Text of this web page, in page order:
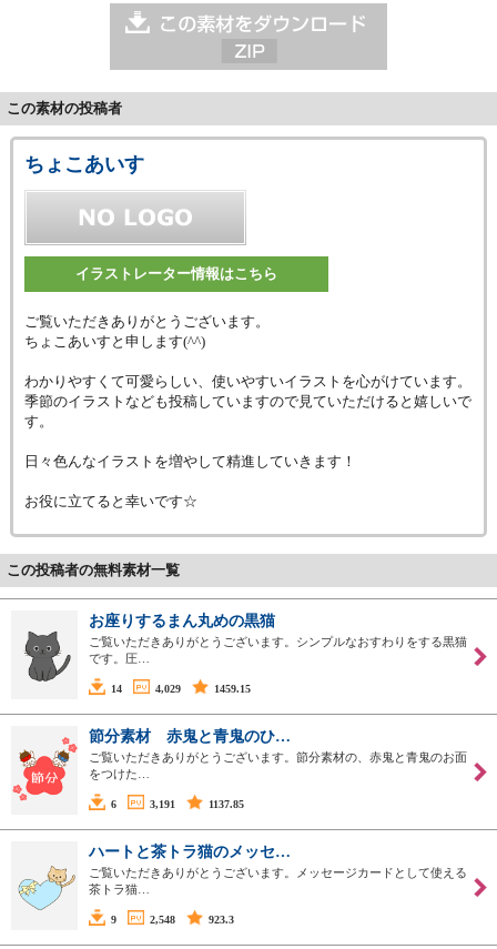
この素材の投稿者
ちょこあいす
イラストレーター情報はこちら
ご覧いただきありがとうございます。
ちょこあいすと申します(^^)
わかりやすくて可愛らしい、使いやすいイラストを心がけています。
季節のイラストなども投稿していますので見ていただけると嬉しいで
す。
日々色んなイラストを増やして精進していきます！
お役に立てると幸いです☆
この投稿者の無料素材一覧
お座りするまん丸めの黒猫
ご覧いただきありがとうございます。シンプルなおすわりをする黒猫
です。圧…
14 4,029 1459.15
節分素材 赤鬼と青鬼のひ…
ご覧いただきありがとうございます。節分素材の、赤鬼と青鬼のお面
をつけた…
6 3,191 1137.85
ハートと茶トラ猫のメッセ…
ご覧いただきありがとうございます。メッセージカードとして使える
茶トラ猫…
9 2,548 923.3